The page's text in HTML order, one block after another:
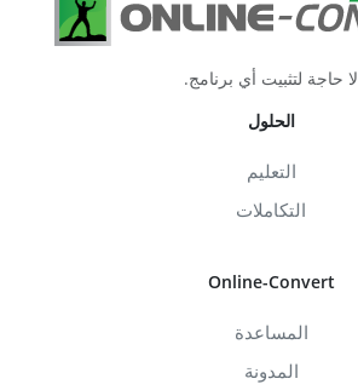
لا حاجة لتثبيت أي برنامج.
الحلول
التعليم
التكاملات
Online-Convert
المساعدة
المدونة